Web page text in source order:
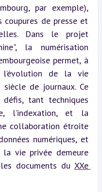
par exemple),
coupures de presse et
Dans le projet
la numérisation
permet, à
l’évolution de la vie
de journaux. Ce
tant techniques
l’indexation, et la
collaboration étroite
numériques, et
vie privée demeure
documents du XXe